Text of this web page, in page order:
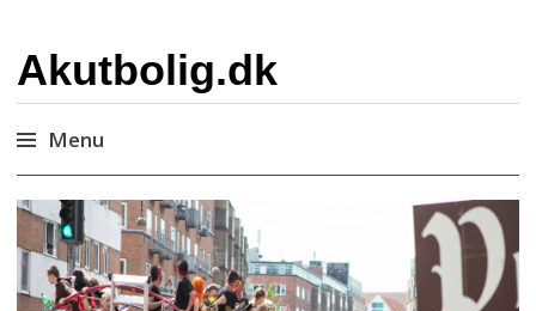
Akutbolig.dk
Menu
Skip
to
content